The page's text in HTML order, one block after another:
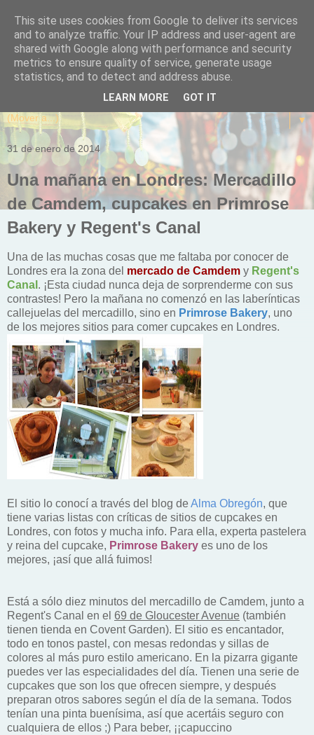
▼
31 de enero de 2014
Una mañana en Londres: Mercadillo
de Camdem, cupcakes en Primrose
Bakery y Regent's Canal
Una de las muchas cosas que me faltaba por conocer de
Londres era la zona del mercado de Camdem y Regent's
Canal . ¡Esta ciudad nunca deja de sorprenderme con sus
contrastes! Pero la mañana no comenzó en las laberínticas
callejuelas del mercadillo, sino en Primrose Bakery, uno
de los mejores sitios para comer cupcakes en Londres.
El sitio lo conocí a través del blog deAlma Obregón, que
tiene varias listas con críticas de sitios de cupcakes en
Londres, con fotos y mucha info. Para ella, experta pastelera
y reina del cupcake, Primrose Bakery es uno de los
mejores, ¡así que allá fuimos!
Está a sólo diez minutos del mercadillo de Camdem, junto a
Regent's Canal en el 69 de Gloucester Avenue (también
tienen tienda en Covent Garden). El sitio es encantador,
todo en tonos pastel, con mesas redondas y sillas de
colores al más puro estilo americano. En la pizarra gigante
puedes ver las especialidades del día. Tienen una serie de
cupcakes que son los que ofrecen siempre, y después
preparan otros sabores según el día de la semana. Todos
tenían una pinta buenísima, así que acertáis seguro con
cualquiera de ellos ;) Para beber, ¡¡capuccino
This site uses cookies from Google to deliver its services
and to analyze traffic. Your IP address and user-agent are
shared with Google along with performance and security
metrics to ensure quality of service, generate usage
statistics, and to detect and address abuse.
LEARN MORE GOT IT